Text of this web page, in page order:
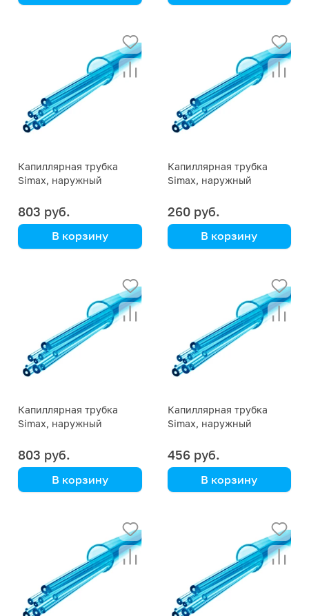
Капиллярная трубка
Simax, наружный
внутренний диаметр 0,8
мм
803 руб.
В корзину
Капиллярная трубка
Simax, наружный
внутренний диаметр 0,6
мм
260 руб.
В корзину
Капиллярная трубка
Simax, наружный
внутренний диаметр 0,5
мм
803 руб.
В корзину
Капиллярная трубка
Simax, наружный
внутренний диаметр 0,4
мм
456 руб.
В корзину